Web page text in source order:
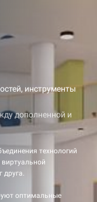
инструменты
дополненной и
технологий
друга.
оптимальные